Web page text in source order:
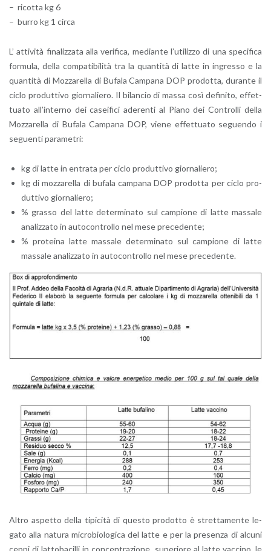
– ri­cot­ta kg 6
– burro kg 1 circa
L’ at­ti­vi­tà fi­na­liz­za­ta alla ve­ri­fi­ca, me­dian­te l’u­ti­liz­zo di una spe­ci­fi­ca
for­mu­la, della com­pa­ti­bi­li­tà tra la quan­ti­tà di latte in in­gres­so e la
quan­ti­tà di Moz­za­rel­la di Bu­fa­la Cam­pa­na DOP pro­dot­ta, du­ran­te il
ciclo pro­dut­ti­vo gior­na­lie­ro. Il bi­lan­cio di massa così de­fi­ni­to, ef­fet­
tua­to al­l’in­ter­no dei ca­sei­fi­ci ade­ren­ti al Piano dei Con­trol­li della
Moz­za­rel­la di Bu­fa­la Cam­pa­na DOP, viene ef­fet­tua­to se­guen­do i
se­guen­ti pa­ra­me­tri:
kg di latte in en­tra­ta per ciclo pro­dut­ti­vo gior­na­lie­ro;
kg di moz­za­rel­la di bu­fa­la cam­pa­na DOP pro­dot­ta per ciclo pro­
dut­ti­vo gior­na­lie­ro;
% gras­so del latte de­ter­mi­na­to sul cam­pio­ne di latte mas­sa­le
ana­liz­za­to in au­to­con­trol­lo nel mese pre­ce­den­te;
% pro­tei­na latte mas­sa­le de­ter­mi­na­to sul cam­pio­ne di latte
mas­sa­le ana­liz­za­to in au­to­con­trol­lo nel mese pre­ce­den­te.
Altro aspet­to della ti­pi­ci­tà di que­sto pro­dot­to è stret­ta­men­te le­
ga­to alla na­tu­ra mi­cro­bio­lo­gi­ca del latte e per la pre­sen­za di al­cu­ni